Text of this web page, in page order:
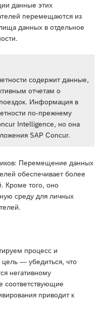
данные этих
перемещаются из
данных в отдельное
содержит данные,
отчетам о
Информация в
по-прежнему
Intelligence, но она
SAP Concur.
Перемещение данных
обеспечивает более
Кроме того, оно
среду для личных
процесс и
— убедиться, что
негативному
соответствующие
приводит к